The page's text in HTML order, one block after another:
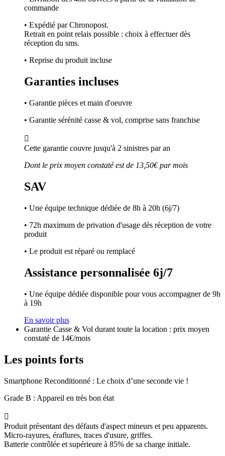
commande
• Expédié par Chronopost.
Retrait en point relais possible : choix à effectuer dès
réception du sms.
• Reprise du produit incluse
Garanties incluses
• Garantie pièces et main d'oeuvre
• Garantie sérénité casse & vol, comprise sans franchise

Cette garantie couvre jusqu'à 2 sinistres par an
Dont le prix moyen constaté est de 13,50€ par mois
SAV
• Une équipe technique dédiée de 8h à 20h (6j/7)
• 72h maximum de privation d'usage dès réception de votre
produit
• Le produit est réparé ou remplacé
Assistance personnalisée 6j/7
• Une équipe dédiée disponible pour vous accompagner de 9h
à 19h
En savoir plus
Garantie Casse & Vol durant toute la location : prix moyen
constaté de 14€/mois
Les points forts
Smartphone Reconditionné : Le choix d’une seconde vie !
Grade B : Appareil en très bon état

Produit présentant des défauts d'aspect mineurs et peu apparents.
Micro-rayures, éraflures, traces d'usure, griffes.
Batterie contrôlée et supérieure à 85% de sa charge initiale.